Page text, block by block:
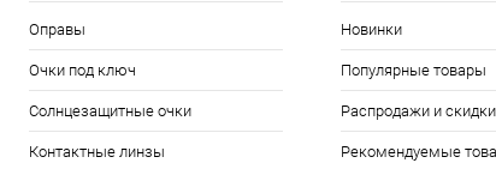
Оправы
Очки под ключ
Солнцезащитные очки
Контактные линзы
Новинки
Популярные товары
Распродажи и скидки
Рекомендуемые